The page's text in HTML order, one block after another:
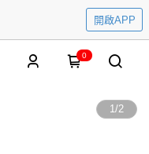
開啟APP
0
1/2